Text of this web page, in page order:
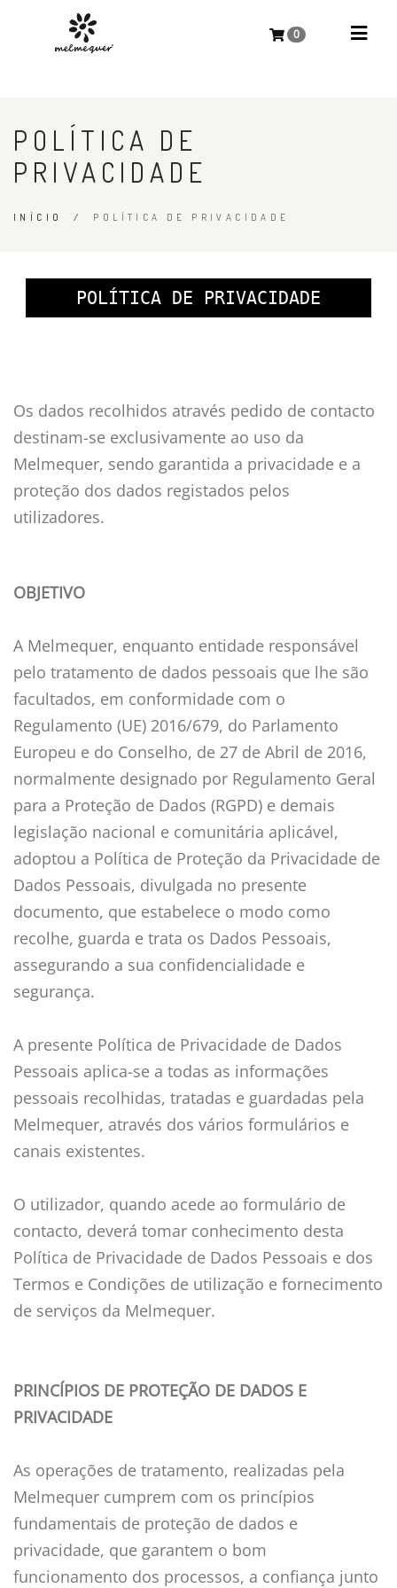
0
POLÍTICA DE
PRIVACIDADE
INÍCIO / POLÍTICA DE PRIVACIDADE
POLÍTICA DE PRIVACIDADE
Os dados recolhidos através pedido de contacto
destinam-se exclusivamente ao uso da
Melmequer, sendo garantida a privacidade e a
proteção dos dados registados pelos
utilizadores.
OBJETIVO
A Melmequer, enquanto entidade responsável
pelo tratamento de dados pessoais que lhe são
facultados, em conformidade com o
Regulamento (UE) 2016/679, do Parlamento
Europeu e do Conselho, de 27 de Abril de 2016,
normalmente designado por Regulamento Geral
para a Proteção de Dados (RGPD) e demais
legislação nacional e comunitária aplicável,
adoptou a Política de Proteção da Privacidade de
Dados Pessoais, divulgada no presente
documento, que estabelece o modo como
recolhe, guarda e trata os Dados Pessoais,
assegurando a sua confidencialidade e
segurança.
A presente Política de Privacidade de Dados
Pessoais aplica-se a todas as informações
pessoais recolhidas, tratadas e guardadas pela
Melmequer, através dos vários formulários e
canais existentes.
O utilizador, quando acede ao formulário de
contacto, deverá tomar conhecimento desta
Política de Privacidade de Dados Pessoais e dos
Termos e Condições de utilização e fornecimento
de serviços da Melmequer.
PRINCÍPIOS DE PROTEÇÃO DE DADOS E
PRIVACIDADE
As operações de tratamento, realizadas pela
Melmequer cumprem com os princípios
fundamentais de proteção de dados e
privacidade, que garantem o bom
funcionamento dos processos, a confiança junto